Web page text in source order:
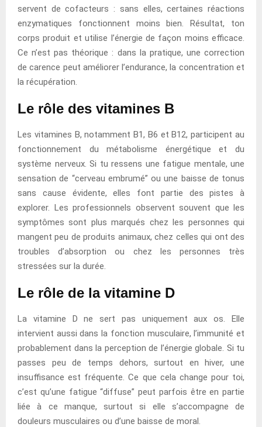
servent de cofacteurs : sans elles, certaines réactions
enzymatiques fonctionnent moins bien. Résultat, ton
corps produit et utilise l’énergie de façon moins efficace.
Ce n’est pas théorique : dans la pratique, une correction
de carence peut améliorer l’endurance, la concentration et
la récupération.
Le rôle des vitamines B
Les vitamines B, notamment B1, B6 et B12, participent au
fonctionnement du métabolisme énergétique et du
système nerveux. Si tu ressens une fatigue mentale, une
sensation de “cerveau embrumé” ou une baisse de tonus
sans cause évidente, elles font partie des pistes à
explorer. Les professionnels observent souvent que les
symptômes sont plus marqués chez les personnes qui
mangent peu de produits animaux, chez celles qui ont des
troubles d’absorption ou chez les personnes très
stressées sur la durée.
Le rôle de la vitamine D
La vitamine D ne sert pas uniquement aux os. Elle
intervient aussi dans la fonction musculaire, l’immunité et
probablement dans la perception de l’énergie globale. Si tu
passes peu de temps dehors, surtout en hiver, une
insuffisance est fréquente. Ce que cela change pour toi,
c’est qu’une fatigue “diffuse” peut parfois être en partie
liée à ce manque, surtout si elle s’accompagne de
douleurs musculaires ou d’une baisse de moral.